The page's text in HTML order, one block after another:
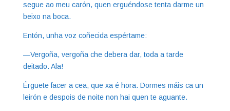
segue ao meu carón, quen erguéndose tenta darme un
beixo na boca.
Entón, unha voz coñecida espértame:
—Vergoña, vergoña che debera dar, toda a tarde
deitado. Ala!
Érguete facer a cea, que xa é hora. Dormes máis ca un
leirón e despois de noite non hai quen te aguante.